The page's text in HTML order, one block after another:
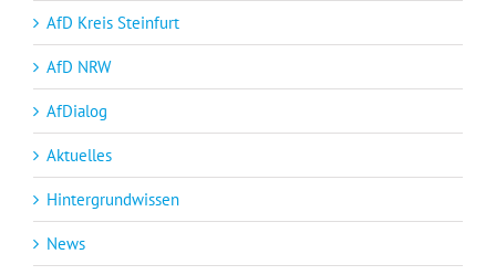
AfD Kreis Steinfurt
AfD NRW
AfDialog
Aktuelles
Hintergrundwissen
News